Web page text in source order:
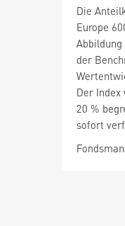
Die
Europe
der
Der
20 %
sofort